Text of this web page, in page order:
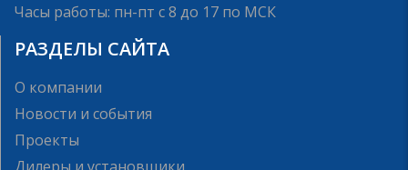
Часы работы: пн-пт с 8 до 17 по МСК
РАЗДЕЛЫ САЙТА
О компании
Новости и события
Проекты